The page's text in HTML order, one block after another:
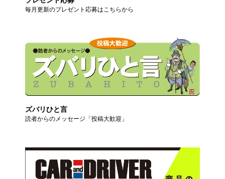
毎月更新のプレゼント応募はこちらから
ズバリひと言
読者からのメッセージ「投稿大歓迎」